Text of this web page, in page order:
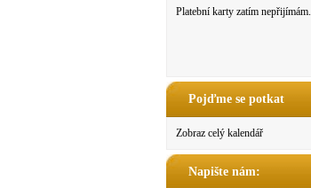
Platební karty zatím nepřijímám.
Pojďme se potkat
Zobraz celý kalendář
Napište nám: